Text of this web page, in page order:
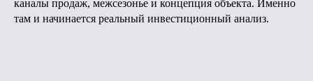
каналы продаж, межсезонье и концепция объекта. Именно
там и начинается реальный инвестиционный анализ.